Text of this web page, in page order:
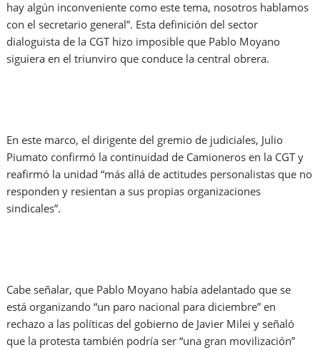
hay algún inconveniente como este tema, nosotros hablamos
con el secretario general”. Esta definición del sector
dialoguista de la CGT hizo imposible que Pablo Moyano
siguiera en el triunviro que conduce la central obrera.
En este marco, el dirigente del gremio de judiciales, Julio
Piumato confirmó la continuidad de Camioneros en la CGT y
reafirmó la unidad “más allá de actitudes personalistas que no
responden y resientan a sus propias organizaciones
sindicales”.
Cabe señalar, que Pablo Moyano había adelantado que se
está organizando “un paro nacional para diciembre” en
rechazo a las políticas del gobierno de Javier Milei y señaló
que la protesta también podría ser “una gran movilización”